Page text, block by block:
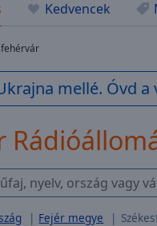
Kedvencek
mellé. Óvd a
Fejér megye